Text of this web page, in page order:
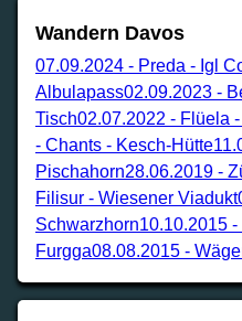
Wandern Davos
07.09.2024 - Preda - Igl
Albulapass02.09.2023 -
Tisch02.07.2022 - Flüela
- Chants - Kesch-Hütte
Pischahorn28.06.2019 -
Filisur - Wiesener Viadukt
Schwarzhorn10.10.2015 -
Furgga08.08.2015 -